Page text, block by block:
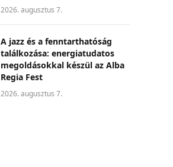
2026. augusztus 7.
A jazz és a fenntarthatóság
találkozása: energiatudatos
megoldásokkal készül az Alba
Regia Fest
2026. augusztus 7.